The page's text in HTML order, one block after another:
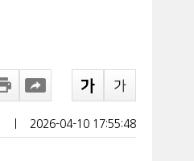
2026-04-10 17:55:48